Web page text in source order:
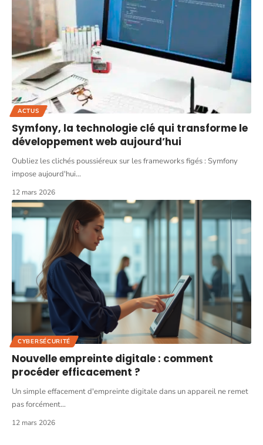
ACTUS
Symfony, la technologie clé qui transforme le
développement web aujourd’hui
Oubliez les clichés poussiéreux sur les frameworks figés : Symfony
impose aujourd'hui…
12 mars 2026
CYBERSÉCURITÉ
Nouvelle empreinte digitale : comment
procéder efficacement ?
Un simple effacement d'empreinte digitale dans un appareil ne remet
pas forcément…
12 mars 2026